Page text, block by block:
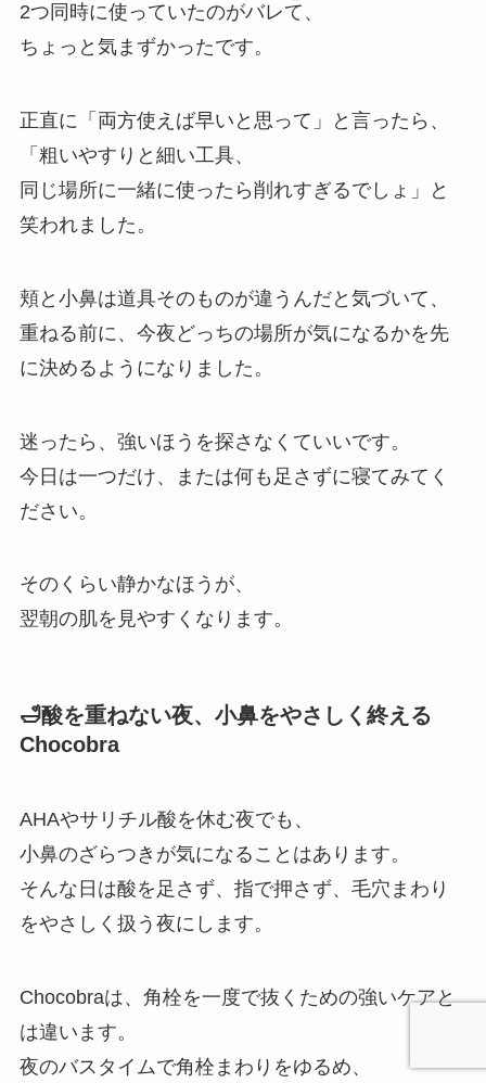
2つ同時に使っていたのがバレて、
ちょっと気まずかったです。
正直に「両方使えば早いと思って」と言ったら、
「粗いやすりと細い工具、
同じ場所に一緒に使ったら削れすぎるでしょ」と
笑われました。
頬と小鼻は道具そのものが違うんだと気づいて、
重ねる前に、今夜どっちの場所が気になるかを先
に決めるようになりました。
迷ったら、強いほうを探さなくていいです。
今日は一つだけ、または何も足さずに寝てみてく
ださい。
そのくらい静かなほうが、
翌朝の肌を見やすくなります。
🛁酸を重ねない夜、小鼻をやさしく終える
Chocobra
AHAやサリチル酸を休む夜でも、
小鼻のざらつきが気になることはあります。
そんな日は酸を足さず、指で押さず、毛穴まわり
をやさしく扱う夜にします。
Chocobraは、角栓を一度で抜くための強いケアと
は違います。
夜のバスタイムで角栓まわりをゆるめ、